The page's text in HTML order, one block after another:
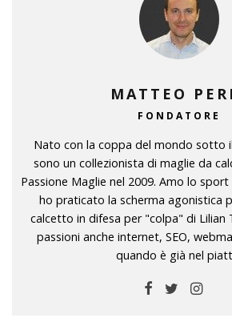
MATTEO
FONDATORE
Nato con la coppa del mondo sotto
sono un collezionista di maglie da
Passione Maglie nel 2009. Amo lo
ho praticato la scherma agonistica
calcetto in difesa per "colpa" di Lilian
passioni anche internet, SEO,
quando è già nel